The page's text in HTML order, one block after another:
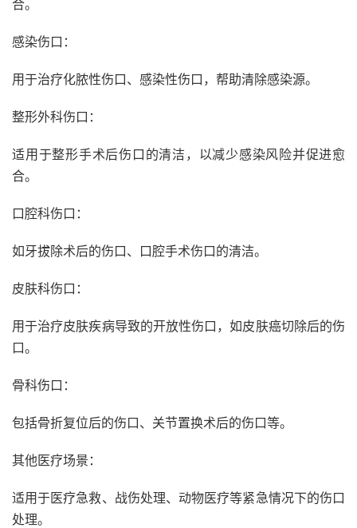
合。
感染伤口：
用于治疗化脓性伤口、感染性伤口，帮助清除感染源。
整形外科伤口：
适用于整形手术后伤口的清洁，以减少感染风险并促进愈
合。
口腔科伤口：
如牙拔除术后的伤口、口腔手术伤口的清洁。
皮肤科伤口：
用于治疗皮肤疾病导致的开放性伤口，如皮肤癌切除后的伤
口。
骨科伤口：
包括骨折复位后的伤口、关节置换术后的伤口等。
其他医疗场景：
适用于医疗急救、战伤处理、动物医疗等紧急情况下的伤口
处理。